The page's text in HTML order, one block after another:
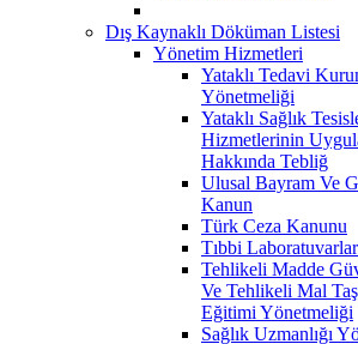
Dış Kaynaklı Döküman Listesi
Yönetim Hizmetleri
Yataklı Tedavi
Yönetmeliği
Yataklı Sağlık
Hizmetlerinin
Hakkında Tebliğ
Ulusal Bayram Ve
Kanun
Türk Ceza Kanunu
Tıbbi
Tehlikeli Madde
Ve Tehlikeli Mal
Eğitimi Yönetmeliği
Sağlık Uzmanlığı